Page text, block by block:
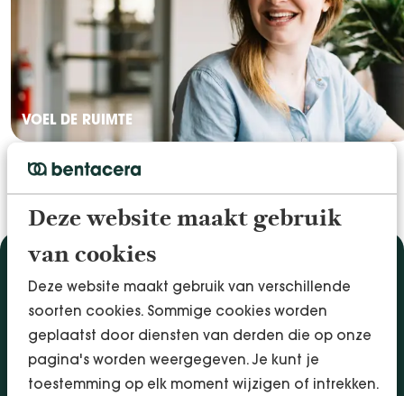
Deze website maakt gebruik
van cookies
Deze website maakt gebruik van verschillende
soorten cookies. Sommige cookies worden
geplaatst door diensten van derden die op onze
pagina's worden weergegeven. Je kunt je
toestemming op elk moment wijzigen of intrekken.
VOEL DE RUIMTE
Accountancy & Administratie
Audit & Assurance
Arbo & Verzuim
Bedrijfsadvies